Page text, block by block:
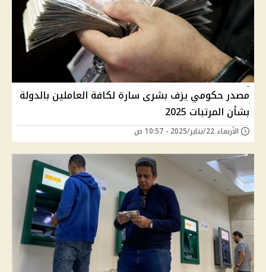
مصدر حكومي يزف بشرى سارة لكافة العاملين بالدولة
بشأن المرتبات 2025
الأربعاء 22/يناير/2025 - 10:57 ص